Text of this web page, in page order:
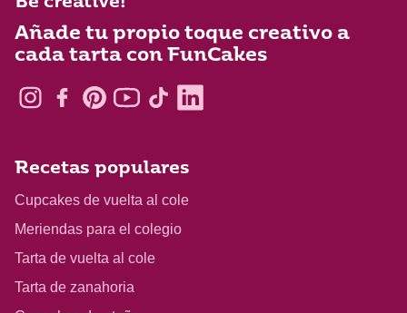
Añade tu propio toque creativo a
cada tarta con FunCakes
Recetas populares
Cupcakes de vuelta al cole
Meriendas para el colegio
Tarta de vuelta al cole
Tarta de zanahoria